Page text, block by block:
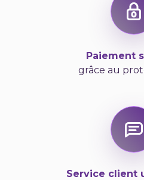
Paiement
grâce au
Service client